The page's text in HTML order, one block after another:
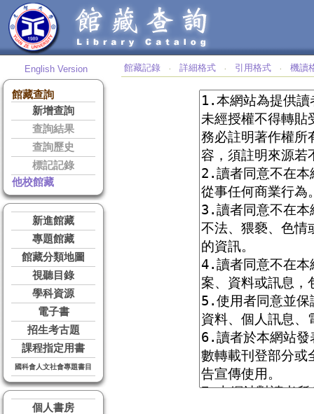
English Version
館藏查詢
新增查詢
查詢結果
查詢歷史
標記記錄
他校館藏
新進館藏
專題館藏
館藏分類地圖
視聽目錄
學科資源
電子書
招生考古題
課程指定用書
國科會人文社會專題書目
個人書房
館藏記錄 ‧ 詳細格式 ‧ 引用格式 ‧ 機讀